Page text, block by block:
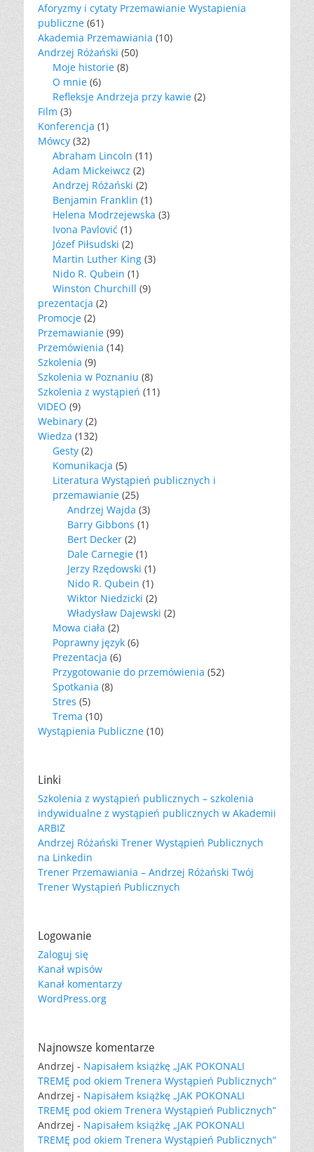
Aforyzmy i cytaty Przemawianie Wystapienia
publiczne (61)
Akademia Przemawiania (10)
Andrzej Różański (50)
Moje historie (8)
O mnie (6)
Refleksje Andrzeja przy kawie (2)
Film (3)
Konferencja (1)
Mówcy (32)
Abraham Lincoln (11)
Adam Mickeiwcz (2)
Andrzej Różański (2)
Benjamin Franklin (1)
Helena Modrzejewska (3)
Ivona Pavlović (1)
Józef Piłsudski (2)
Martin Luther King (3)
Nido R. Qubein (1)
Winston Churchill (9)
prezentacja (2)
Promocje (2)
Przemawianie (99)
Przemówienia (14)
Szkolenia (9)
Szkolenia w Poznaniu (8)
Szkolenia z wystąpień (11)
VIDEO (9)
Webinary (2)
Wiedza (132)
Gesty (2)
Komunikacja (5)
Literatura Wystąpień publicznych i
przemawianie (25)
Andrzej Wajda (3)
Barry Gibbons (1)
Bert Decker (2)
Dale Carnegie (1)
Jerzy Rzędowski (1)
Nido R. Qubein (1)
Wiktor Niedzicki (2)
Władysław Dajewski (2)
Mowa ciała (2)
Poprawny język (6)
Prezentacja (6)
Przygotowanie do przemówienia (52)
Spotkania (8)
Stres (5)
Trema (10)
Wystąpienia Publiczne (10)
Linki
Szkolenia z wystąpień publicznych – szkolenia
indywidualne z wystąpień publicznych w Akademii
ARBIZ
Andrzej Różański Trener Wystąpień Publicznych
na Linkedin
Trener Przemawiania – Andrzej Różański Twój
Trener Wystąpień Publicznych
Logowanie
Zaloguj się
Kanał wpisów
Kanał komentarzy
WordPress.org
Najnowsze komentarze
Andrzej - Napisałem książkę „JAK POKONALI
TREMĘ pod okiem Trenera Wystąpień Publicznych”
Andrzej - Napisałem książkę „JAK POKONALI
TREMĘ pod okiem Trenera Wystąpień Publicznych”
Andrzej - Napisałem książkę „JAK POKONALI
TREMĘ pod okiem Trenera Wystąpień Publicznych”